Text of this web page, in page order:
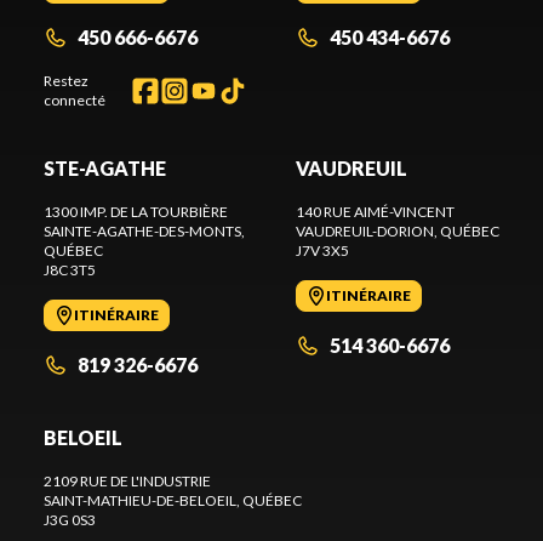
450 666-6676
Restez
connecté
450 434-6676
STE-AGATHE
1300 IMP. DE LA TOURBIÈRE
SAINTE-AGATHE-DES-MONTS,
QUÉBEC
J8C 3T5
ITINÉRAIRE
819 326-6676
VAUDREUIL
140 RUE AIMÉ-VINCENT
VAUDREUIL-DORION, QUÉBEC
J7V 3X5
ITINÉRAIRE
514 360-6676
BELOEIL
2109 RUE DE L'INDUSTRIE
SAINT-MATHIEU-DE-BELOEIL, QUÉBEC
J3G 0S3